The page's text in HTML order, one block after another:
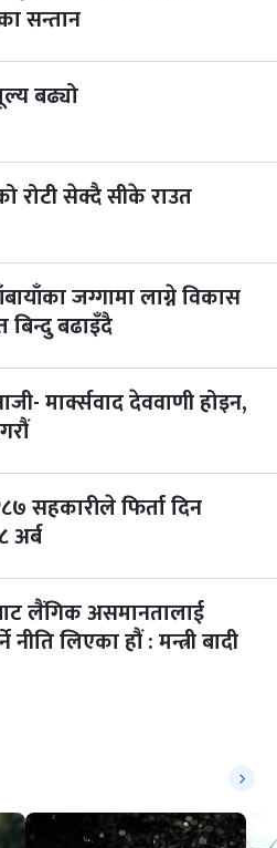
सन्तान
बढ्यो
रोटी सेक्दै सीके राउत
जग्गामा लाग्ने विकास
बिन्दु बढाइँदै
मार्क्सवाद देववाणी होइन,
सहकारीले फिर्ता दिन
लैंगिक असमानतालाई
नीति लिएका हौं : मन्त्री बादी